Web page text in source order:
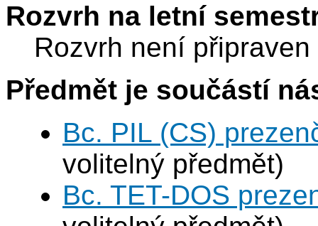
Rozvrh na letní
Rozvrh není připraven
Předmět je součástí
Bc. PIL (CS)
volitelný předmět)
Bc. TET-DOS